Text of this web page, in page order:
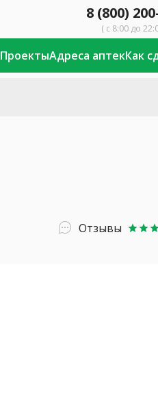
8 (800)
( с 8:00 до
ПроектыАдреса аптекКак
Отзывы starstar